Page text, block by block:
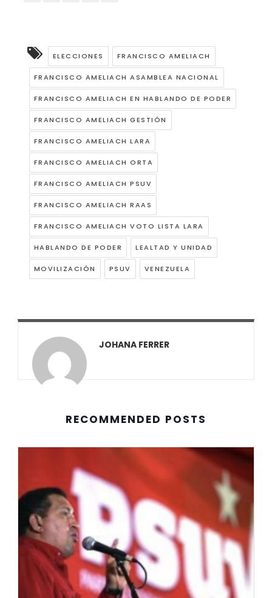
ELECCIONES FRANCISCO AMELIACH
FRANCISCO AMELIACH ASAMBLEA NACIONAL
FRANCISCO AMELIACH EN HABLANDO DE PODER
FRANCISCO AMELIACH GESTIÓN
FRANCISCO AMELIACH LARA
FRANCISCO AMELIACH ORTA
FRANCISCO AMELIACH PSUV
FRANCISCO AMELIACH RAAS
FRANCISCO AMELIACH VOTO LISTA LARA
HABLANDO DE PODER LEALTAD Y UNIDAD
MOVILIZACIÓN PSUV VENEZUELA
JOHANA FERRER
RECOMMENDED POSTS